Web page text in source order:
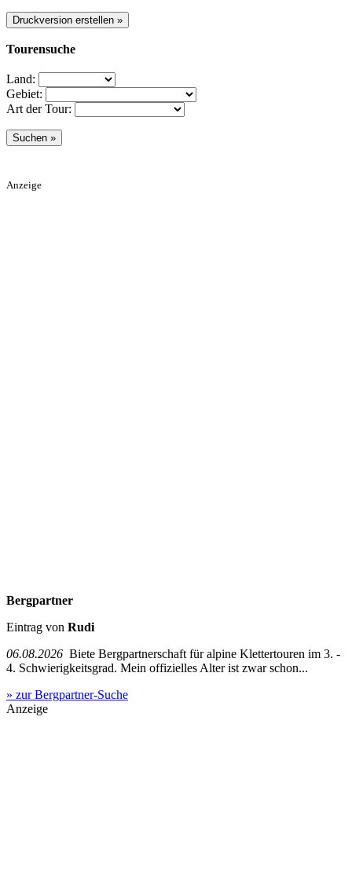
Tourensuche
Land:
Gebiet:
Art der Tour:
Anzeige
Bergpartner
Eintrag von Rudi
06.08.2026 Biete Bergpartnerschaft für alpine Klettertouren im 3. -
4. Schwierigkeitsgrad. Mein offizielles Alter ist zwar schon...
» zur Bergpartner-Suche
Anzeige